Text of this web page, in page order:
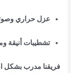
عزل حراري
تشطيبات أنيقة
فريقنا مدرب بشكل